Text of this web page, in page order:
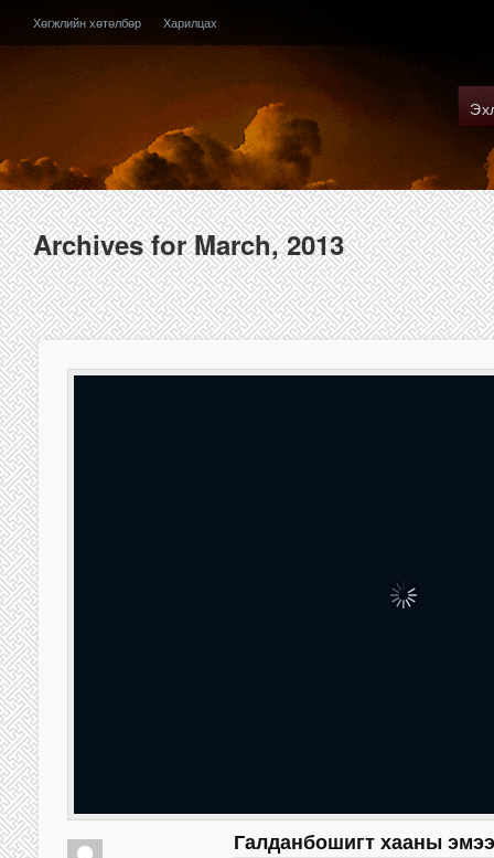
Хөгжлийн хөтөлбөр Харилцах
Archives for March, 2013
Галданбошигт хааны